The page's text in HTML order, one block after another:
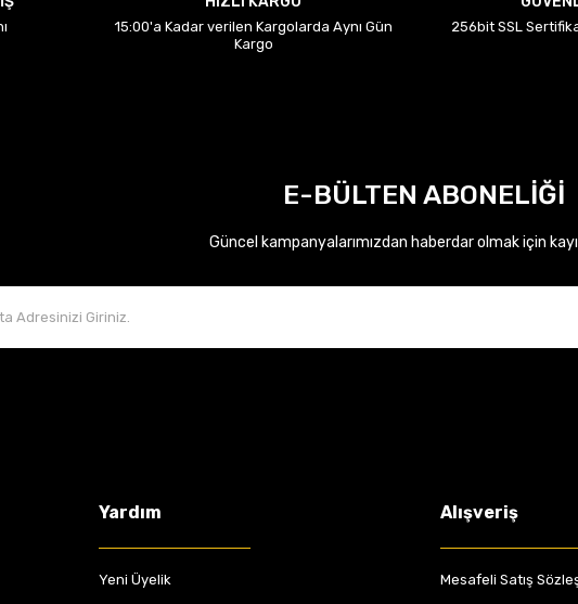
Clio 5 Captur Dacia Dokker 410A12582R
15:00'a Kadar verilen Kargolarda Aynı Gün
Kargo
256bit SSL
E-BÜLTEN ABONELİĞİ
Güncel kampanyalarımızdan haberdar olmak için
Yardım
Yeni Üyelik
Alışveriş
Mesafeli Satış